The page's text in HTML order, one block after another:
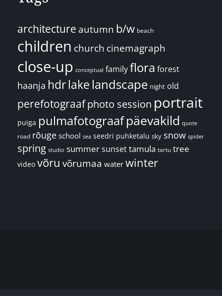
architecture autumn b/w beach
children church cinemagraph
close-up conceptual familyflora forest
haanja hdrlake landscape night old
perefotograafphoto session portrait
puiga pulmafotograafpäevakild quote
road rõuge school sea seedri puhketalu sky snow spider
spring studio summersunsettamula tartu tree
video võru võrumaa water winter